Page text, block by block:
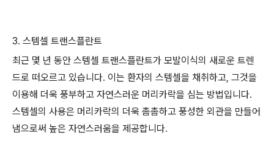
3. 스템셀 트랜스플란트
최근 몇 년 동안 스템셀 트랜스플란트가 모발이식의 새로운 트렌
드로 떠오르고 있습니다. 이는 환자의 스템셀을 채취하고, 그것을
이용해 더욱 풍부하고 자연스러운 머리카락을 심는 방법입니다.
스템셀의 사용은 머리카락의 더욱 촘촘하고 풍성한 외관을 만들어
냄으로써 높은 자연스러움을 제공합니다.